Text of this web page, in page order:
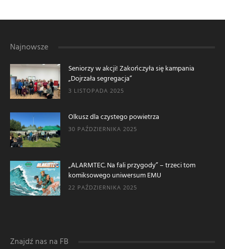
Najnowsze
Seniorzy w akcji! Zakończyła się kampania
„Dojrzała segregacja”
3 LISTOPADA 2025
Olkusz dla czystego powietrza
30 PAŹDZIERNIKA 2025
„ALARMTEC. Na fali przygody” – trzeci tom
komiksowego uniwersum EMU
22 PAŹDZIERNIKA 2025
Znajdź nas na FB